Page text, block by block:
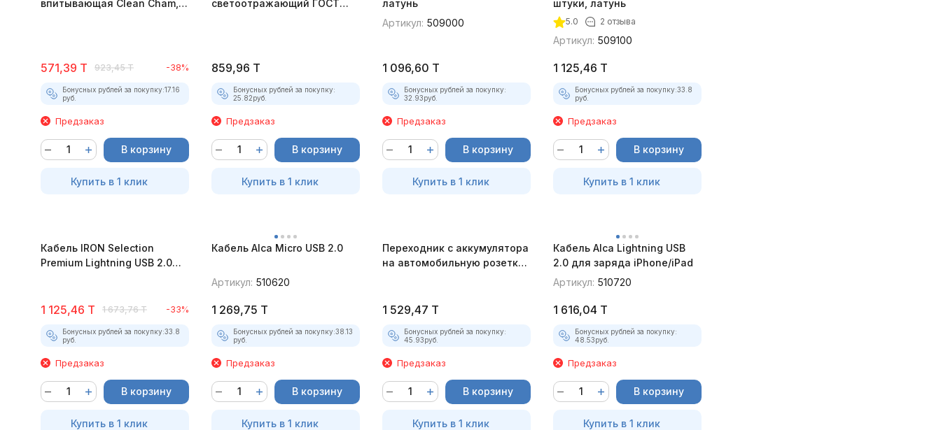
впитывающая Clean Cham,
571,39 T 923,45 T -38%
Бонусных рублей за покупку:17.16
руб.
Предзаказ
В корзину
Купить в 1 клик
светоотражающий ГОСТ
859,96 T
Бонусных рублей за покупку:
25.82руб.
Предзаказ
В корзину
Купить в 1 клик
латунь
Артикул: 509000
1 096,60 T
Бонусных рублей за покупку:
32.93руб.
Предзаказ
В корзину
Купить в 1 клик
штуки, латунь
5.0 2 отзыва
Артикул: 509100
1 125,46 T
Бонусных рублей за покупку:33.8
руб.
Предзаказ
В корзину
Купить в 1 клик
Кабель IRON Selection
Premium Lightning USB 2.0
1 125,46 T 1 673,76 T -33%
Бонусных рублей за покупку:33.8
руб.
Предзаказ
В корзину
Купить в 1 клик
Кабель Alca Micro USB 2.0
Артикул: 510620
1 269,75 T
Бонусных рублей за покупку:38.13
руб.
Предзаказ
В корзину
Купить в 1 клик
Переходник с аккумулятора
на автомобильную розетку
1 529,47 T
Бонусных рублей за покупку:
45.93руб.
Предзаказ
В корзину
Купить в 1 клик
Кабель Alca Lightning USB
2.0 для заряда iPhone/iPad
Артикул: 510720
1 616,04 T
Бонусных рублей за покупку:
48.53руб.
Предзаказ
В корзину
Купить в 1 клик